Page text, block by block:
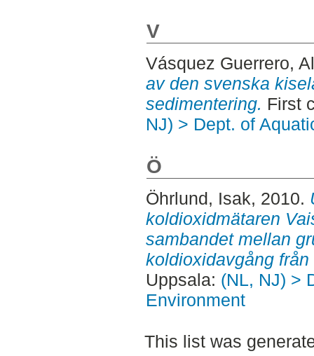
V
Vásquez Guerrero,
av den svenska
sedimentering. First
NJ) > Dept. of
Ö
Öhrlund, Isak, 2010.
koldioxidmätaren
sambandet mellan
koldioxidavgång från
Uppsala: (NL, NJ) >
Environment
This list was